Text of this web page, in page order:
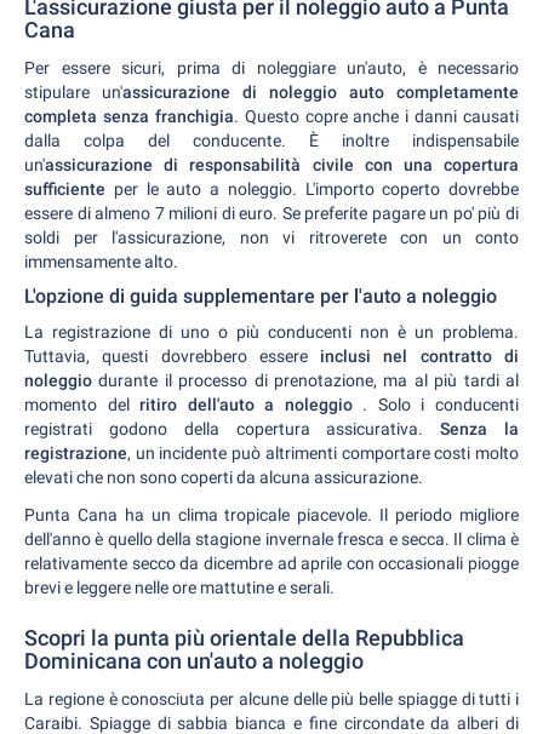
L'assicurazione giusta per il noleggio auto a Punta
Cana
Per essere sicuri, prima di noleggiare un'auto, è necessario
stipulare un'assicurazione di noleggio auto completamente
completa senza franchigia. Questo copre anche i danni causati
dalla colpa del conducente. È inoltre indispensabile
un'assicurazione di responsabilità civile con una copertura
sufficiente per le auto a noleggio. L'importo coperto dovrebbe
essere di almeno 7 milioni di euro. Se preferite pagare un po' più di
soldi per l'assicurazione, non vi ritroverete con un conto
immensamente alto.
L'opzione di guida supplementare per l'auto a noleggio
La registrazione di uno o più conducenti non è un problema.
Tuttavia, questi dovrebbero essere inclusi nel contratto di
noleggiodurante il processo di prenotazione, ma al più tardi al
momento delritiro dell'auto a noleggio . Solo i conducenti
registrati godono della copertura assicurativa.
Senza la
registrazione, un incidente può altrimenti comportare costi molto
elevati che non sono coperti da alcuna assicurazione.
Punta Cana ha un clima tropicale piacevole. Il periodo migliore
dell'anno è quello della stagione invernale fresca e secca. Il clima è
relativamente secco da dicembre ad aprile con occasionali piogge
brevi e leggere nelle ore mattutine e serali.
Scopri la punta più orientale della Repubblica
Dominicana con un'auto a noleggio
La regione è conosciuta per alcune delle più belle spiagge di tutti i
Caraibi. Spiagge di sabbia bianca e fine circondate da alberi di